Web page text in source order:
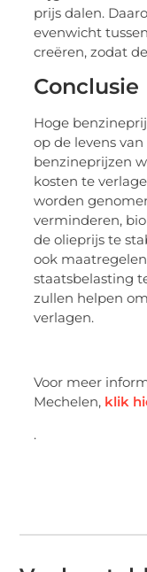
prijs dalen.
evenwicht
creëren, zodat
Conclusie
Hoge
op de levens
benzineprijzen
kosten te
worden
verminderen,
de olieprijs te
ook
staatsbelasting
zullen helpen
verlagen.
Voor meer
Mechelen, klik
.